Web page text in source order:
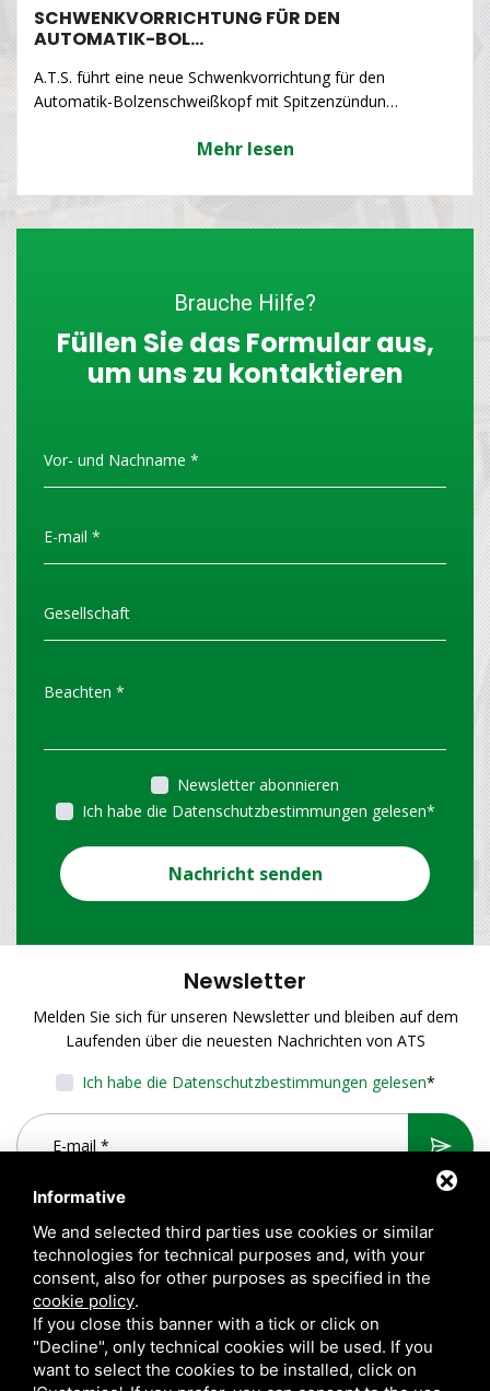
SCHWENKVORRICHTUNG FÜR DEN
AUTOMATIK-BOL…
A.T.S. führt eine neue Schwenkvorrichtung für den
Automatik-Bolzenschweißkopf mit Spitzenzündun…
Mehr lesen
Brauche Hilfe?
Füllen Sie das Formular aus,
um uns zu kontaktieren
Newsletter abonnieren
Ich habe die Datenschutzbestimmungen gelesen*
Nachricht senden
Newsletter
Melden Sie sich für unseren Newsletter und bleiben auf dem
Laufenden über die neuesten Nachrichten von ATS
Ich habe die Datenschutzbestimmungen gelesen*
A.T.S. S.r.l. Via del Mangano, 4/A 40023 Castel Guelfo di Bologna
Informative
We and selected third parties use cookies or similar
technologies for technical purposes and, with your
consent, also for other purposes as specified in the
cookie policy.
If you close this banner with a tick or click on
"Decline", only technical cookies will be used. If you
want to select the cookies to be installed, click on